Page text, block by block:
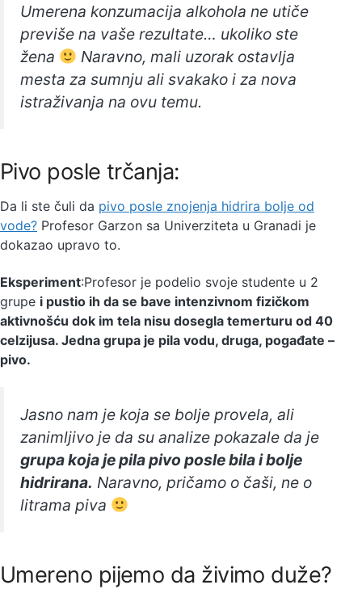
Umerena konzumacija alkohola ne utiče
previše na vaše rezultate… ukoliko ste
žena
Naravno, mali uzorak ostavlja
mesta za sumnju ali svakako i za nova
istraživanja na ovu temu.
Pivo posle trčanja:
Da li ste čuli da pivo posle znojenja hidrira bolje od
vode? Profesor Garzon sa Univerziteta u Granadi je
dokazao upravo to.
Eksperiment:Profesor je podelio svoje studente u 2
grupe i pustio ih da se bave intenzivnom fizičkom
aktivnošću dok im tela nisu dosegla temerturu od 40
celzijusa. Jedna grupa je pila vodu, druga, pogađate –
pivo.
Jasno nam je koja se bolje provela, ali
zanimljivo je da su analize pokazale da je
grupa koja je pila pivo posle bila i bolje
hidrirana. Naravno, pričamo o čaši, ne o
litrama piva
Umereno pijemo da živimo duže?